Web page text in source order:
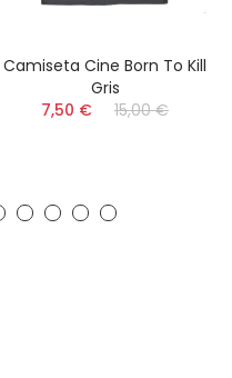
Camiseta Cine Born To Kill
Gris
7,50 €
15,00 €